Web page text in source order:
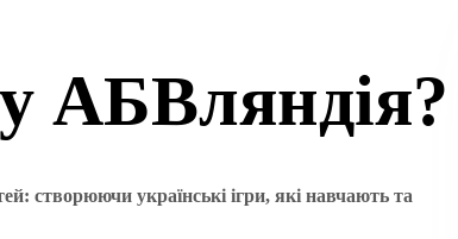
АБВляндія?
створюючи українські ігри, які навчають та